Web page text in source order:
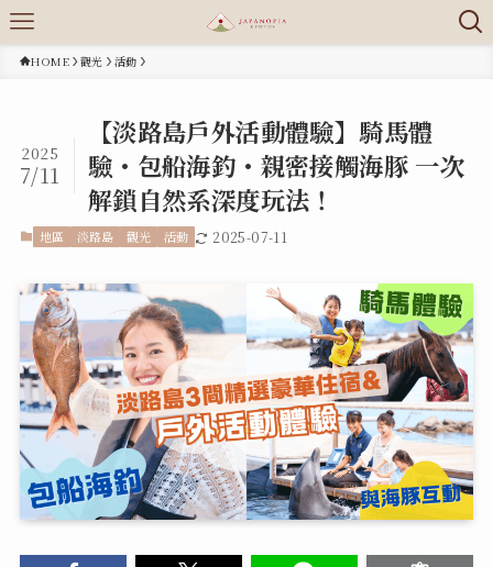
HOME 觀光 活動
【淡路島戶外活動體驗】騎馬體
驗・包船海釣・親密接觸海豚 一次
解鎖自然系深度玩法！
2025
7/11
地區 淡路島 觀光 活動 2025-07-11